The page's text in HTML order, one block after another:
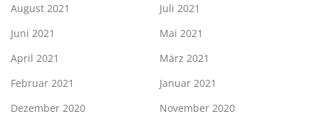
August 2021
Juli 2021
Juni 2021
Mai 2021
April 2021
März 2021
Februar 2021
Januar 2021
Dezember 2020
November 2020